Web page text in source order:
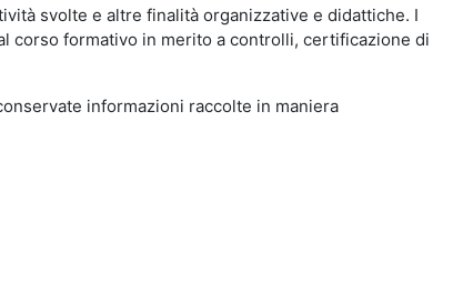
svolte e altre finalità organizzative e didattiche. I
corso formativo in merito a controlli, certificazione di
informazioni raccolte in maniera